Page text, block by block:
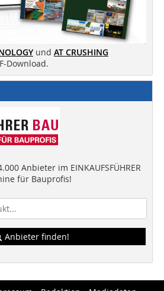
und AT CRUSHING
Download.
Anbieter im EINKAUFSFÜHRER
für Bauprofis!
Anbieter finden!